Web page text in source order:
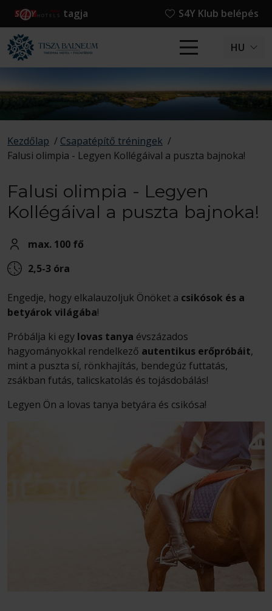
tagja S4Y Klub belépés
HU
Kezdőlap / Csapatépítő tréningek /
Falusi olimpia - Legyen Kollégáival a puszta bajnoka!
Falusi olimpia - Legyen
Kollégáival a puszta bajnoka!
max. 100 fő
2,5-3 óra
Engedje, hogy elkalauzoljuk Önöket a csikósok és a
betyárok világába!
Próbálja ki egy lovas tanya évszázados
hagyományokkal rendelkező autentikus erőpróbáit,
mint a puszta sí, rönkhajítás, bendegúz futtatás,
zsákban futás, talicskatolás és tojásdobálás!
Legyen Ön a lovas tanya betyára és csikósa!